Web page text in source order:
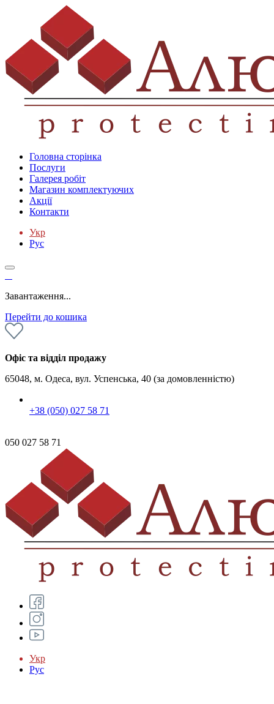
Головна сторінка
Послуги
Галерея робіт
Магазин комплектуючих
Акції
Контакти
Укр
Рус
Завантаження...
Перейти до кошика
Офіс та відділ продажу
65048, м. Одеса, вул. Успенська, 40 (за домовленністю)
+38 (050) 027 58 71
050 027 58 71
Укр
Рус